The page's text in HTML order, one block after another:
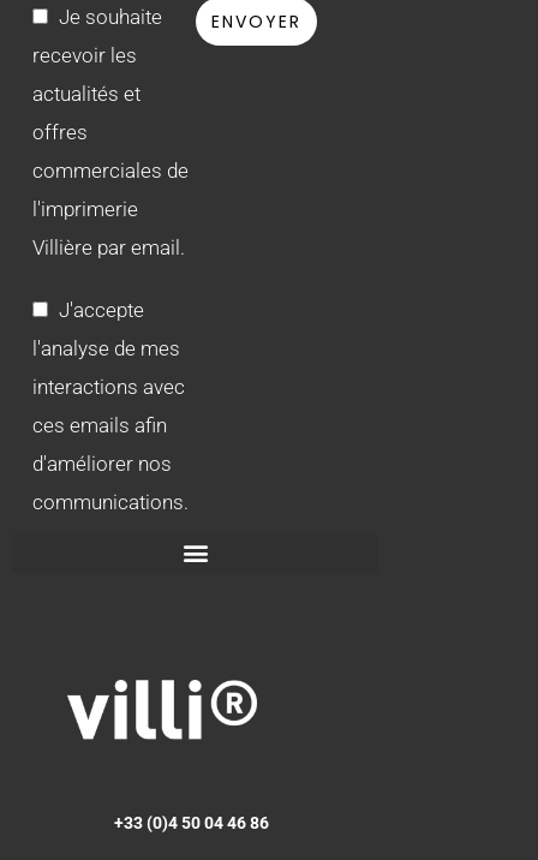
Je souhaite
recevoir les
actualités et
offres
commerciales de
l'imprimerie
Villière par email.
J'accepte
l'analyse de mes
interactions avec
ces emails afin
d'améliorer nos
communications.
+33 (0)4 50 04 46 86